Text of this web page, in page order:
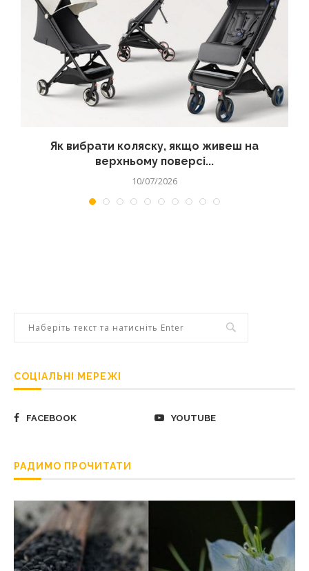
Як вибрати коляску, якщо живеш на
верхньому поверсі...
10/07/2026
СОЦІАЛЬНІ МЕРЕЖІ
FACEBOOK YOUTUBE
РАДИМО ПРОЧИТАТИ